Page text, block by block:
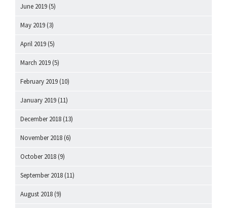
June 2019 (5)
May 2019 (3)
April 2019 (5)
March 2019 (5)
February 2019 (10)
January 2019 (11)
December 2018 (13)
November 2018 (6)
October 2018 (9)
September 2018 (11)
August 2018 (9)